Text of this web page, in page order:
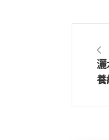
灑
養